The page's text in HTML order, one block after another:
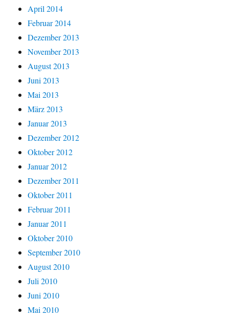
April 2014
Februar 2014
Dezember 2013
November 2013
August 2013
Juni 2013
Mai 2013
März 2013
Januar 2013
Dezember 2012
Oktober 2012
Januar 2012
Dezember 2011
Oktober 2011
Februar 2011
Januar 2011
Oktober 2010
September 2010
August 2010
Juli 2010
Juni 2010
Mai 2010